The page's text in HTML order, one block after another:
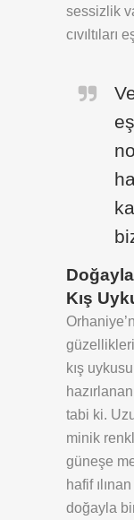
sessizlik
cıvıltıları
Kış
kış
tabi ki.
minik
güneşe
hafif
doğayla